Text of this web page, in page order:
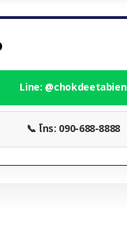
Line: @chokdeetabien
📞 โทร: 090-688-8888